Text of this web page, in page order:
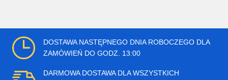
DOSTAWA NASTĘPNEGO DNIA ROBOCZEGO DLA
ZAMÓWIEŃ DO GODZ. 13:00
DARMOWA DOSTAWA DLA WSZYSTKICH